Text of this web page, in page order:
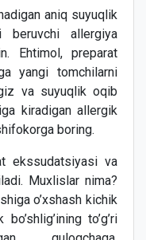
aniq suyuqlik
beruvchi allergiya
Ehtimol, preparat
yangi tomchilarni
va suyuqlik oqib
kiradigan allergik
boring.
ekssudatsiyasi va
Muxlislar nima?
o’xshash kichik
to’g’ri